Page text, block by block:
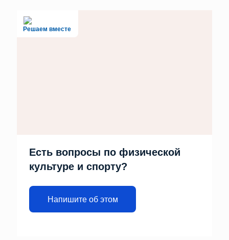
Решаем вместе
Есть вопросы по физической
культуре и спорту?
Напишите об этом